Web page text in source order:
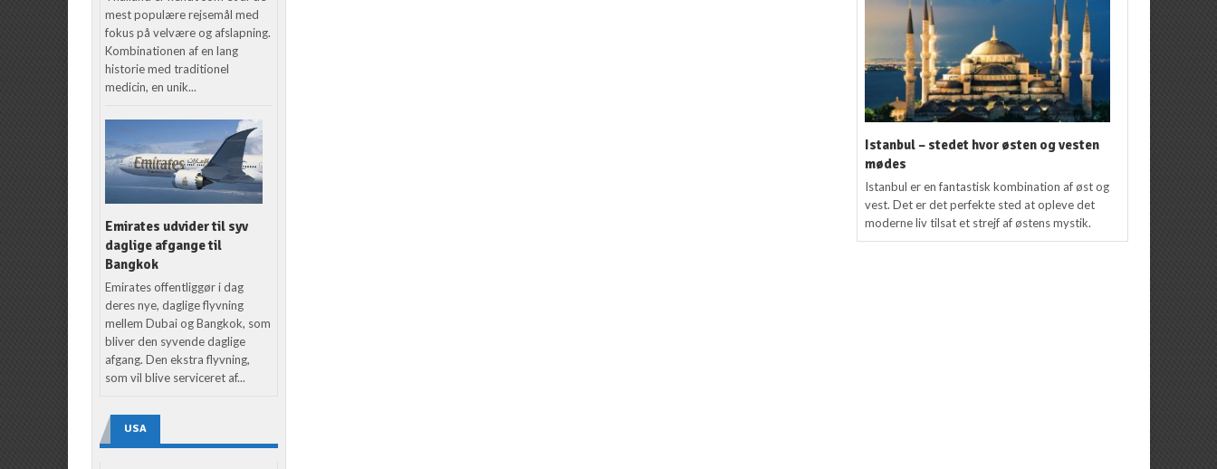
mest populære rejsemål med
fokus på velvære og afslapning.
Kombinationen af en lang
historie med traditionel
medicin, en unik...
Emirates udvider til syv
daglige afgange til
Bangkok
Emirates offentliggør i dag
deres nye, daglige flyvning
mellem Dubai og Bangkok, som
bliver den syvende daglige
afgang. Den ekstra flyvning,
som vil blive serviceret af...
USA
Istanbul – stedet hvor østen og vesten
mødes
Istanbul er en fantastisk kombination af øst og
vest. Det er det perfekte sted at opleve det
moderne liv tilsat et strejf af østens mystik.